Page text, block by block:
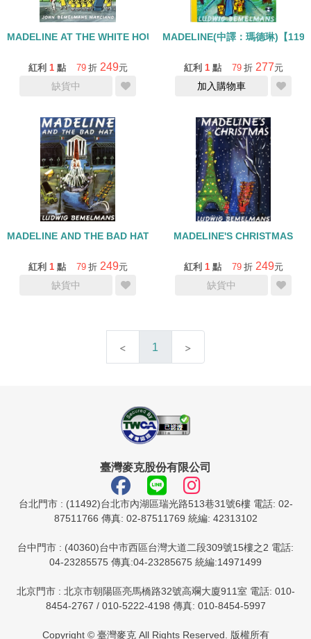
MADELINE AT THE WHITE HOUSE
紅利 1 點 79 折 249元
缺貨中
MADELINE(中譯：瑪德琳)【119
紅利 1 點 79 折 277元
加入購物車
MADELINE AND THE BAD HAT
紅利 1 點 79 折 249元
缺貨中
MADELINE'S CHRISTMAS
紅利 1 點 79 折 249元
缺貨中
1
臺灣麥克股份有限公司
台北門市 : (11492)台北市內湖區瑞光路513巷31號6樓 電話: 02-
87511766 傳真: 02-87511769 統編: 42313102
台中門市 : (40360)台中市西區台灣大道二段309號15樓之2 電話:
04-23285575 傳真:04-23285675 統編:14971499
北京門市 : 北京市朝陽區亮馬橋路32號高斕大廈911室 電話: 010-
8454-2767 / 010-5222-4198 傳真: 010-8454-5997
Copyright © 臺灣麥克 All Rights Reserved. 版權所有